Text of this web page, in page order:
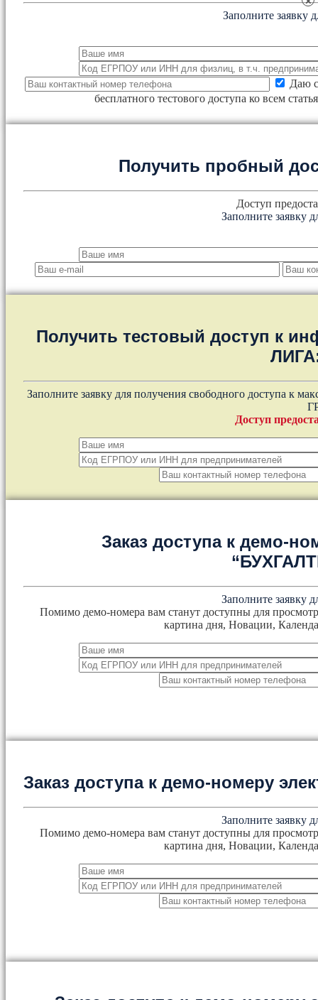
Заполните заявку
Даю
бесплатного тестового доступа ко всем
Получить пробный
Доступ
Заполните заявку
Получить тестовый доступ к
Заполните заявку для получения свободного доступа к
Доступ
Заказ доступа к демо-
Заполните заявку
Помимо демо-номера вам станут доступны для
картина дня, Новации,
Заказ доступа к демо-номеру
Заполните заявку
Помимо демо-номера вам станут доступны для
картина дня, Новации,